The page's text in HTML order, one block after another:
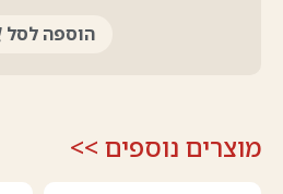
הוספה לסל
מוצרים נוספים >>